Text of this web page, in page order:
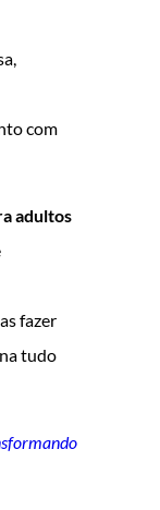
com
adultos
fazer
tudo